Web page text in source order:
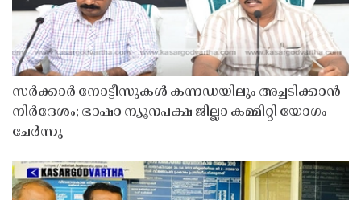
സർക്കാർ നോട്ടീസുകൾ കന്നഡയിലും അച്ചടിക്കാൻ
നിർദേശം; ഭാഷാ ന്യൂനപക്ഷ ജില്ലാ കമ്മിറ്റി യോഗം
ചേർന്നു